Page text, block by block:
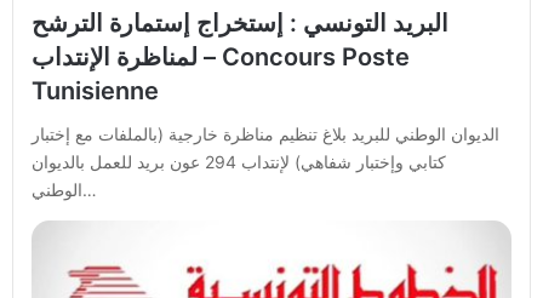
البريد التونسي : إستخراج إستمارة الترشح
لمناظرة الإنتداب – Concours Poste
Tunisienne
الديوان الوطني للبريد بلاغ تنظيم مناظرة خارجية (بالملفات مع إختبار
كتابي وإختبار شفاهي) لإنتداب 294 عون بريد للعمل بالديوان
الوطني…